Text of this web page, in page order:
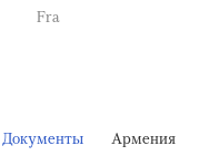
Fra
Документы Армения